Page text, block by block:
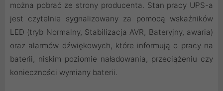
można pobrać ze strony producenta. Stan pracy UPS-a
jest czytelnie sygnalizowany za pomocą wskaźników
LED (tryb Normalny, Stabilizacja AVR, Bateryjny, awaria)
oraz alarmów dźwiękowych, które informują o pracy na
baterii, niskim poziomie naładowania, przeciążeniu czy
konieczności wymiany baterii.